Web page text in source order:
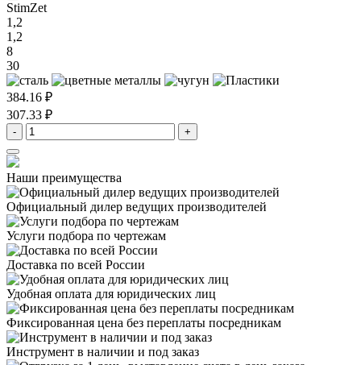
StimZet
1,2
1,2
8
30
384.16 ₽
307.33 ₽
- +
Наши преимущества
Официальный дилер ведущих производителей
Услуги подбора по чертежам
Доставка по всей России
Удобная оплата для юридических лиц
Фиксированная цена без переплаты посредникам
Инструмент в наличии и под заказ